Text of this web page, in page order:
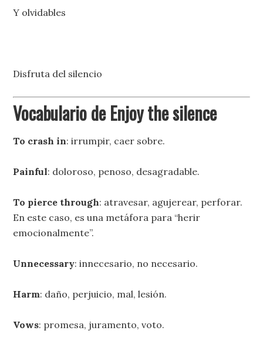
Y olvidables
Disfruta del silencio
Vocabulario de Enjoy the silence
To crash in: irrumpir, caer sobre.
Painful: doloroso, penoso, desagradable.
To pierce through: atravesar, agujerear, perforar.
En este caso, es una metáfora para “herir
emocionalmente”.
Unnecessary: innecesario, no necesario.
Harm: daño, perjuicio, mal, lesión.
Vows: promesa, juramento, voto.